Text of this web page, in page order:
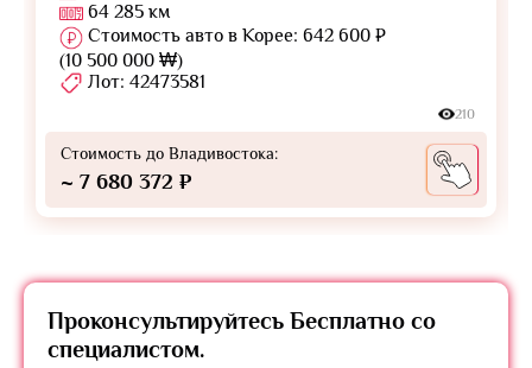
64 285 км
Стоимость авто в Корее: 642 600 ₽
(10 500 000 ₩)
Лот: 42473581
210
Стоимость до Владивостока:
~ 7 680 372 ₽
Проконсультируйтесь Бесплатно со
специалистом.